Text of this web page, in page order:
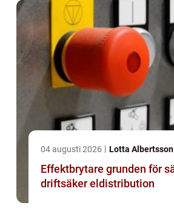
04 augusti 2026 Lotta Albertsson
Effektbrytare grunden för säker och
driftsäker eldistribution